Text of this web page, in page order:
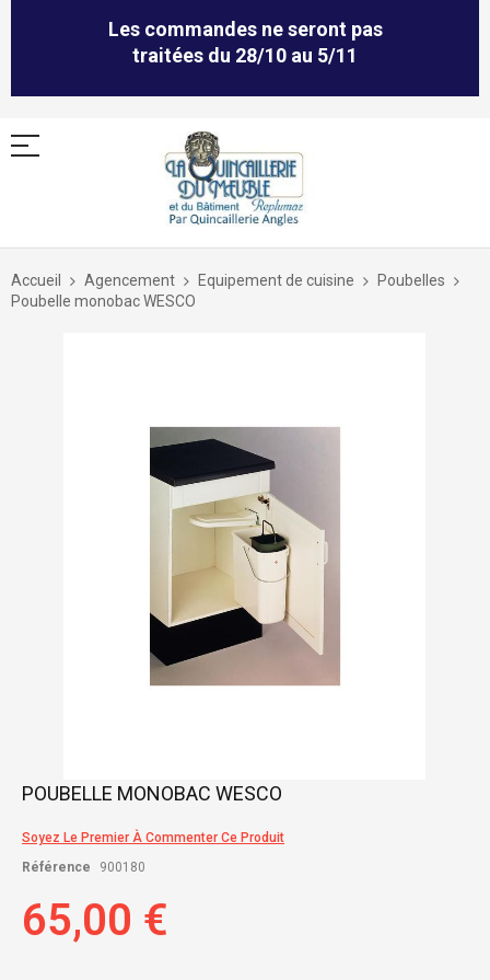
Les commandes ne seront pas
traitées du 28/10 au 5/11
Allez
contenu
Accueil Agencement Equipement de cuisine
Poubelles
Poubelle monobac WESCO
Skip
beginning
of
gallery
POUBELLE MONOBAC WESCO
Soyez Le Premier À Commenter Ce Produit
Référence
900180
65,00 €